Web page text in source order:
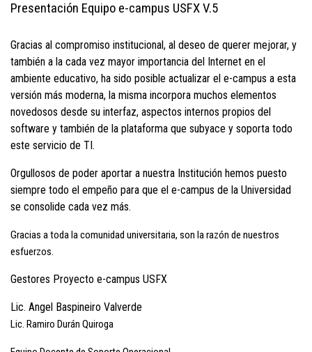
Presentación Equipo e-campus USFX V.5
Gracias al compromiso institucional, al deseo de querer mejorar, y
también a la cada vez mayor importancia del Internet en el
ambiente educativo, ha sido posible actualizar el e-campus a esta
versión más moderna, la misma incorpora muchos elementos
novedosos desde su interfaz, aspectos internos propios del
software y también de la plataforma que subyace y soporta todo
este servicio de TI.
Orgullosos de poder aportar a nuestra Institución hemos puesto
siempre todo el empeño para que el e-campus de la Universidad
se consolide cada vez más.
Gracias a toda la comunidad universitaria, son la razón de nuestros
esfuerzos.
Gestores Proyecto e-campus USFX
Lic. Angel Baspineiro Valverde
Lic. Ramiro Durán Quiroga